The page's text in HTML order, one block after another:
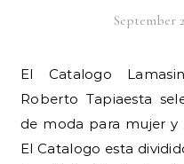
September
El Catalogo Lamasini Jeans Presentado por
Roberto Tapiaesta
de moda para mujer
El Catalogo esta